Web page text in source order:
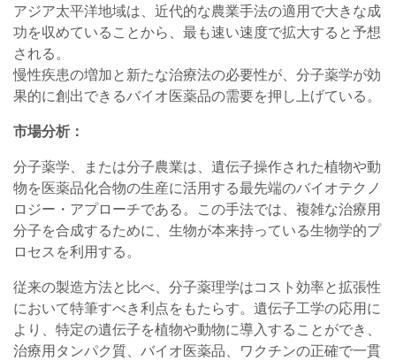
アジア太平洋地域は、近代的な農業手法の適用で大きな成
功を収めていることから、最も速い速度で拡大すると予想
される。
慢性疾患の増加と新たな治療法の必要性が、分子薬学が効
果的に創出できるバイオ医薬品の需要を押し上げている。
市場分析：
分子薬学、または分子農業は、遺伝子操作された植物や動
物を医薬品化合物の生産に活用する最先端のバイオテクノ
ロジー・アプローチである。この手法では、複雑な治療用
分子を合成するために、生物が本来持っている生物学的プ
ロセスを利用する。
従来の製造方法と比べ、分子薬理学はコスト効率と拡張性
において特筆すべき利点をもたらす。遺伝子工学の応用に
より、特定の遺伝子を植物や動物に導入することができ、
治療用タンパク質、バイオ医薬品、ワクチンの正確で一貫